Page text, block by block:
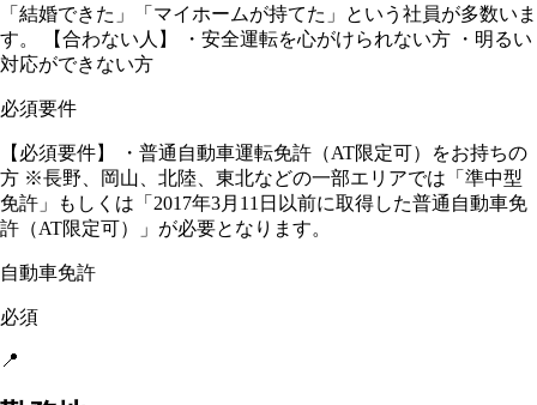
「結婚できた」「マイホームが持てた」という社員が多数いま
す。 【合わない人】 ・安全運転を心がけられない方 ・明るい
対応ができない方
必須要件
【必須要件】 ・普通自動車運転免許（AT限定可）をお持ちの
方 ※長野、岡山、北陸、東北などの一部エリアでは「準中型
免許」もしくは「2017年3月11日以前に取得した普通自動車免
許（AT限定可）」が必要となります。
自動車免許
必須
📍